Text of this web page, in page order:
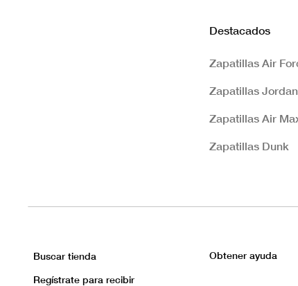
Destacados
Zapatillas Air
Zapatillas Jordan
Zapatillas Air
Zapatillas Dunk
Buscar tienda
Regístrate para recibir
Obtener ayuda